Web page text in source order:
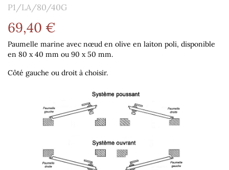
P1/LA/80/40G
69,40 €
Paumelle marine avec nœud en olive en laiton poli, disponible
en 80 x 40 mm ou 90 x 50 mm.
Côté gauche ou droit à choisir.